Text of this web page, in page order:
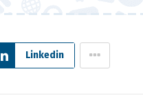
Linkedin